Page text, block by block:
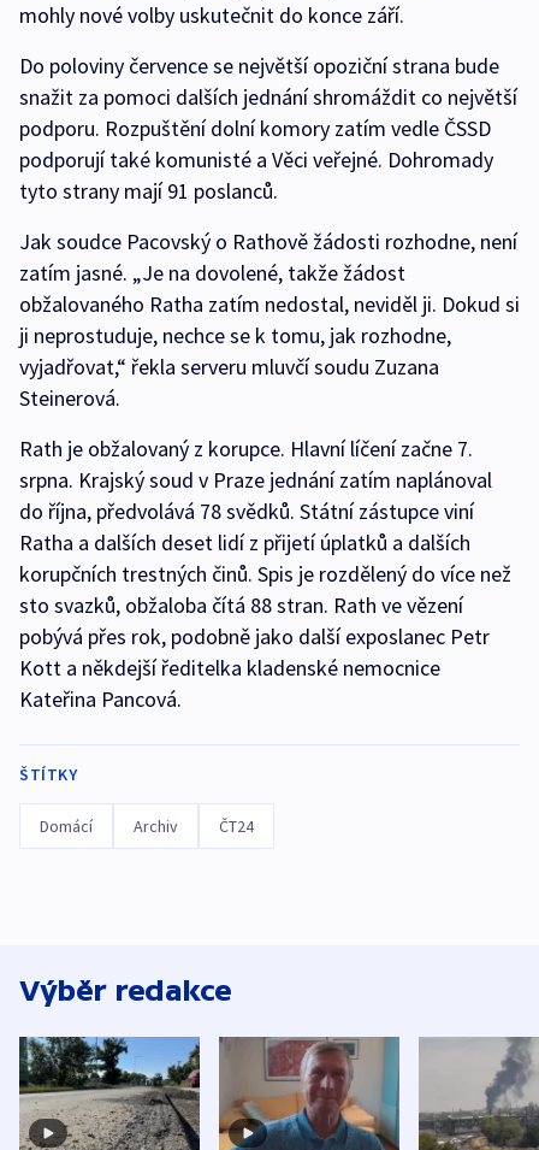
mohly nové volby uskutečnit do konce září.
Do poloviny července se největší opoziční strana bude
snažit za pomoci dalších jednání shromáždit co největší
podporu. Rozpuštění dolní komory zatím vedle ČSSD
podporují také komunisté a Věci veřejné. Dohromady
tyto strany mají 91 poslanců.
Jak soudce Pacovský o Rathově žádosti rozhodne, není
zatím jasné. „Je na dovolené, takže žádost
obžalovaného Ratha zatím nedostal, neviděl ji. Dokud si
ji neprostuduje, nechce se k tomu, jak rozhodne,
vyjadřovat,“ řekla serveru mluvčí soudu Zuzana
Steinerová.
Rath je obžalovaný z korupce. Hlavní líčení začne 7.
srpna. Krajský soud v Praze jednání zatím naplánoval
do října, předvolává 78 svědků. Státní zástupce viní
Ratha a dalších deset lidí z přijetí úplatků a dalších
korupčních trestných činů. Spis je rozdělený do více než
sto svazků, obžaloba čítá 88 stran. Rath ve vězení
pobývá přes rok, podobně jako další exposlanec Petr
Kott a někdejší ředitelka kladenské nemocnice
Kateřina Pancová.
ŠTÍTKY
Domácí Archiv ČT24
Výběr redakce